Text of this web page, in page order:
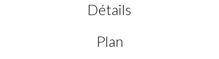
Détails
Plan